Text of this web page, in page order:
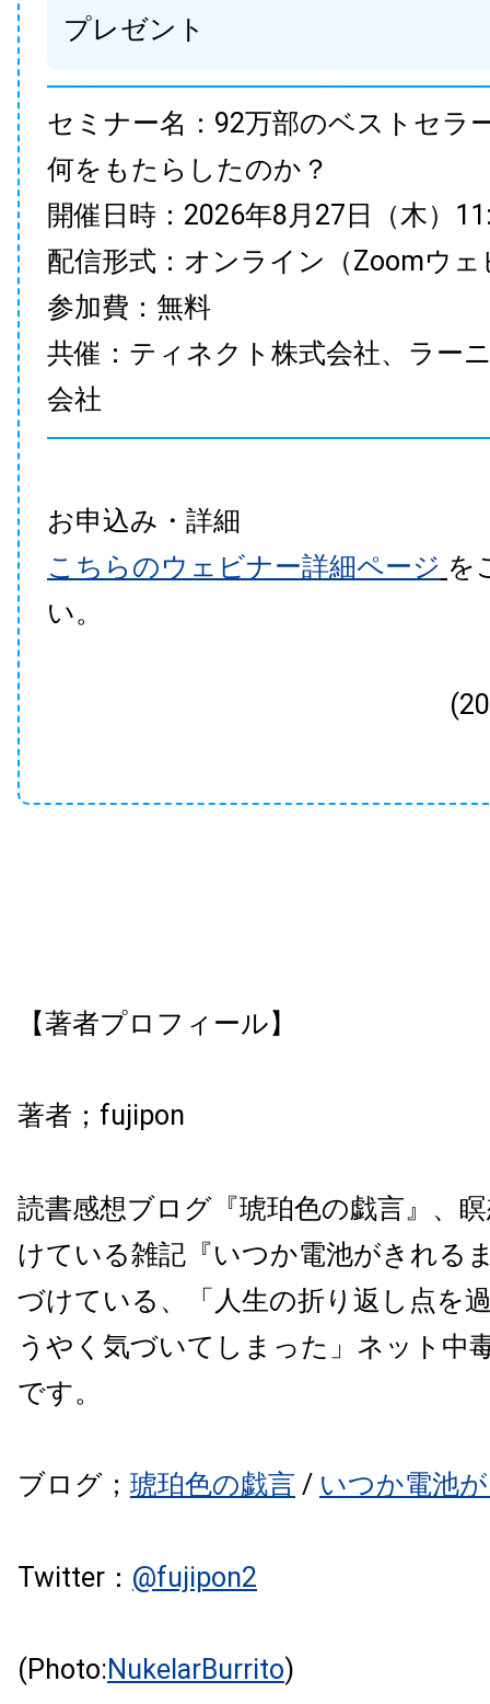
プレゼント
セミナー名：92万部のベストセラ
何をもたらしたのか？
開催日時：2026年8月27日（木）
配信形式：オンライン（Zoomウェ
参加費：無料
共催：ティネクト株式会社、ラー
会社
お申込み・詳細
こちらのウェビナー詳細ページ を
い。
【著者プロフィール】
著者； fujipon
読書感想ブログ『琥珀色の戯言』、
けている雑記『いつか電池がきれる
づけている、「 人生の折り返し点を
うやく気づいてしまった」 ネット中
です。
ブログ； 琥珀色の戯言 / いつか電池
Twitter： @fujipon2
(Photo:NukelarBurrito)